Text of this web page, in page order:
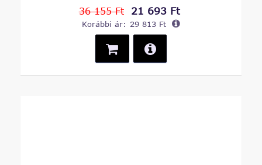
36 155 Ft 21 693 Ft
Korábbi ár: 29 813 Ft